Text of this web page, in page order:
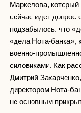
Маркелова,
сейчас идет допрос
подзабылось, что
«дела Нота-банка»,
военно-
силовиками. Как
Дмитрий
директором Нота-
не основным